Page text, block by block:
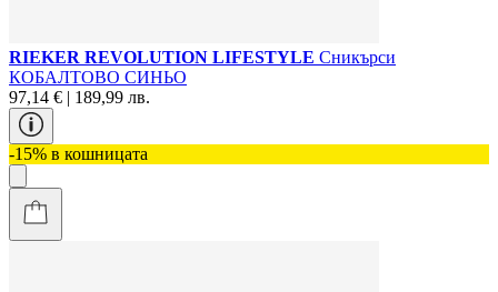
RIEKER REVOLUTION LIFESTYLE Сникърси
КОБАЛТОВО СИНЬО
97,14 € | 189,99 лв.
-15% в кошницата